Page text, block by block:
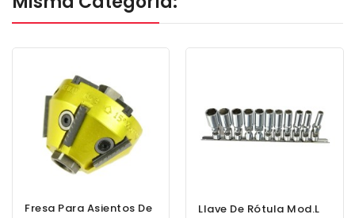
Fresa Para Asientos De
Llave De Rótula Mod.L